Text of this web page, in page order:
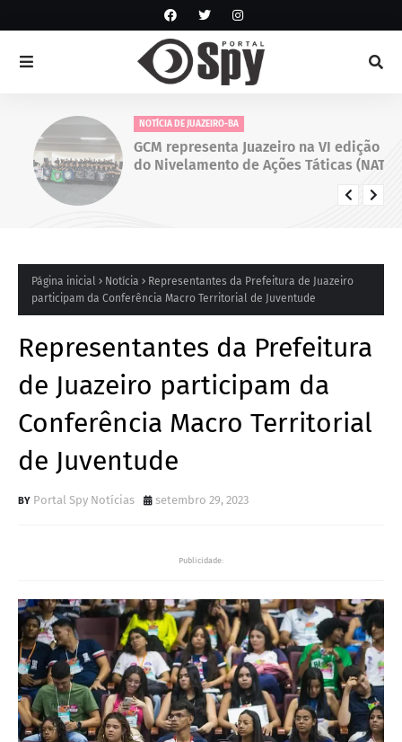
NOTÍCIA DE JUAZEIRO-BA
GCM representa Juazeiro na VI edição
do Nivelamento de Ações Táticas (NAT-
ROMU), em Cabo de Santo Agostinho
Página inicial Notícia
Representantes da Prefeitura de Juazeiro
participam da Conferência Macro Territorial de Juventude
Representantes da Prefeitura
de Juazeiro participam da
Conferência Macro Territorial
de Juventude
Portal Spy Notícias setembro 29, 2023
Publicidade: